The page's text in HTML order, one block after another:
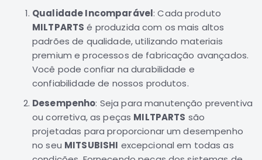
Motor
Suspensão
Correias
Filtros
Transmissão
Elétrica
Acessórios
Qualidade Incomparável: Cada produto
MILTPARTS é produzida com os mais altos
padrões de qualidade, utilizando materiais
premium e processos de fabricação avançados.
Você pode confiar na durabilidade e
confiabilidade de nossos produtos.
Desempenho: Seja para manutenção preventiva
ou corretiva, as peças MILTPARTS são
projetadas para proporcionar um desempenho
no seu MITSUBISHI excepcional em todas as